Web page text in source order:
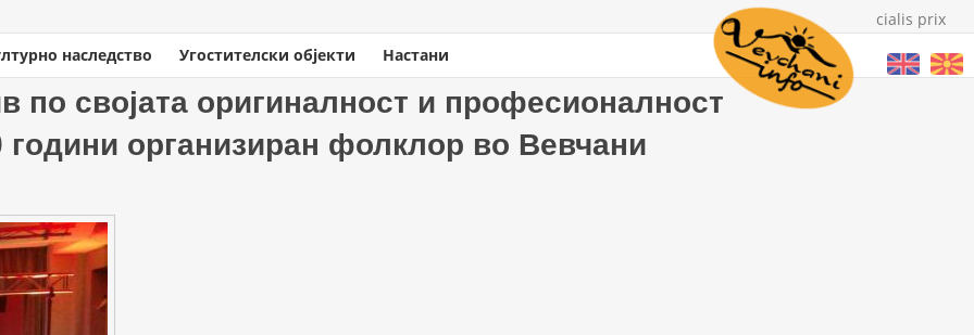
cialis prix
наследство Угостителски објекти Настани
спектакуларно прослави 70 години организиран фолклор во Вевчани
својата оригиналност и професионалност
организиран фолклор во Вевчани